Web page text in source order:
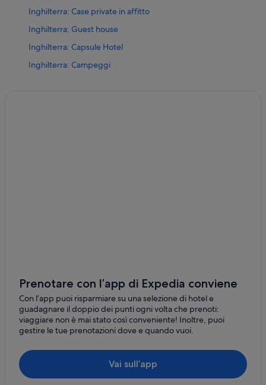
Inghilterra: Case private in affitto
Inghilterra: Guest house
Inghilterra: Capsule Hotel
Inghilterra: Campeggi
Londra: hotel Travelodge UK
Londra: Britannia Hotels
Londra: The Hoxton Hotels
Londra: hotel SACO Serviced Apartments
Londra: Moran Hotel Group
Prenotare con l’app di Expedia conviene
Con l’app puoi risparmiare su una selezione di hotel e
guadagnare il doppio dei punti ogni volta che prenoti:
viaggiare non è mai stato così conveniente! Inoltre, puoi
gestire le tue prenotazioni dove e quando vuoi.
Vai sull’app